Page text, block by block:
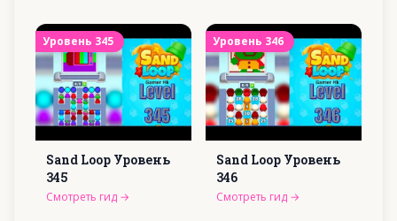
Уровень 345
Sand Loop Уровень
345
Смотреть гид →
Уровень 346
Sand Loop Уровень
346
Смотреть гид →